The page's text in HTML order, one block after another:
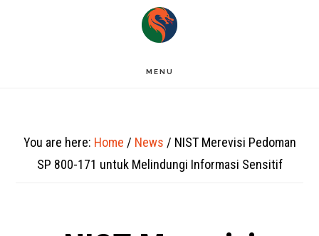
MENU
You are here: Home / News / NIST Merevisi Pedoman
SP 800-171 untuk Melindungi Informasi Sensitif